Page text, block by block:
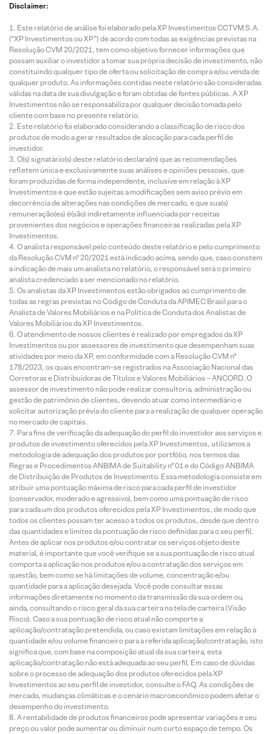
Disclaimer:
Este relatório de análise foi elaborado pela XP Investimentos CCTVM S.A.
(“XP Investimentos ou XP”) de acordo com todas as exigências previstas na
Resolução CVM 20/2021, tem como objetivo fornecer informações que
possam auxiliar o investidor a tomar sua própria decisão de investimento, não
constituindo qualquer tipo de oferta ou solicitação de compra e/ou venda de
qualquer produto. As informações contidas neste relatório são consideradas
válidas na data de sua divulgação e foram obtidas de fontes públicas. A XP
Investimentos não se responsabiliza por qualquer decisão tomada pelo
cliente com base no presente relatório.
Este relatório foi elaborado considerando a classificação de risco dos
produtos de modo a gerar resultados de alocação para cada perfil de
investidor.
O(s) signatário(s) deste relatório declara(m) que as recomendações
refletem única e exclusivamente suas análises e opiniões pessoais, que
foram produzidas de forma independente, inclusive em relação à XP
Investimentos e que estão sujeitas a modificações sem aviso prévio em
decorrência de alterações nas condições de mercado, e que sua(s)
remuneração(es) é(são) indiretamente influenciada por receitas
provenientes dos negócios e operações financeiras realizadas pela XP
Investimentos.
O analista responsável pelo conteúdo deste relatório e pelo cumprimento
da Resolução CVM nº 20/2021 está indicado acima, sendo que, caso constem
a indicação de mais um analista no relatório, o responsável será o primeiro
analista credenciado a ser mencionado no relatório.
Os analistas da XP Investimentos estão obrigados ao cumprimento de
todas as regras previstas no Código de Conduta da APIMEC Brasil para o
Analista de Valores Mobiliários e na Política de Conduta dos Analistas de
Valores Mobiliários da XP Investimentos.
O atendimento de nossos clientes é realizado por empregados da XP
Investimentos ou por assessores de investimento que desempenham suas
atividades por meio da XP, em conformidade com a Resolução CVM nº
178/2023, os quais encontram-se registrados na Associação Nacional das
Corretoras e Distribuidoras de Títulos e Valores Mobiliários – ANCORD. O
assessor de investimento não pode realizar consultoria, administração ou
gestão de patrimônio de clientes, devendo atuar como intermediário e
solicitar autorização prévia do cliente para a realização de qualquer operação
no mercado de capitais.
Para fins de verificação da adequação do perfil do investidor aos serviços e
produtos de investimento oferecidos pela XP Investimentos, utilizamos a
metodologia de adequação dos produtos por portfólio, nos termos das
Regras e Procedimentos ANBIMA de Suitability nº 01 e do Código ANBIMA
de Distribuição de Produtos de Investimento. Essa metodologia consiste em
atribuir uma pontuação máxima de risco para cada perfil de investidor
(conservador, moderado e agressivo), bem como uma pontuação de risco
para cada um dos produtos oferecidos pela XP Investimentos, de modo que
todos os clientes possam ter acesso a todos os produtos, desde que dentro
das quantidades e limites da pontuação de risco definidas para o seu perfil.
Antes de aplicar nos produtos e/ou contratar os serviços objeto deste
material, é importante que você verifique se a sua pontuação de risco atual
comporta a aplicação nos produtos e/ou a contratação dos serviços em
questão, bem como se há limitações de volume, concentração e/ou
quantidade para a aplicação desejada. Você pode consultar essas
informações diretamente no momento da transmissão da sua ordem ou,
ainda, consultando o risco geral da sua carteira na tela de carteira (Visão
Risco). Caso a sua pontuação de risco atual não comporte a
aplicação/contratação pretendida, ou caso existam limitações em relação à
quantidade e/ou volume financeiro para a referida aplicação/contratação, isto
significa que, com base na composição atual da sua carteira, esta
aplicação/contratação não está adequada ao seu perfil. Em caso de dúvidas
sobre o processo de adequação dos produtos oferecidos pela XP
Investimentos ao seu perfil de investidor, consulte o FAQ. As condições de
mercado, mudanças climáticas e o cenário macroeconômico podem afetar o
desempenho do investimento.
A rentabilidade de produtos financeiros pode apresentar variações e seu
preço ou valor pode aumentar ou diminuir num curto espaço de tempo. Os